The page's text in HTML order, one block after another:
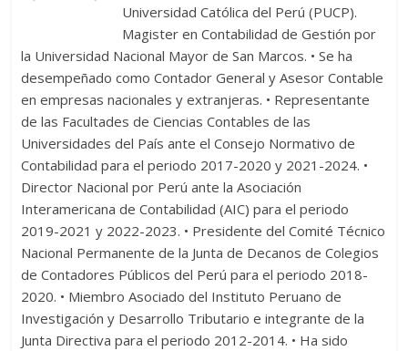
Universidad Católica del Perú (PUCP).
Magister en Contabilidad de Gestión por
la Universidad Nacional Mayor de San Marcos. • Se ha
desempeñado como Contador General y Asesor Contable
en empresas nacionales y extranjeras. • Representante
de las Facultades de Ciencias Contables de las
Universidades del País ante el Consejo Normativo de
Contabilidad para el periodo 2017-2020 y 2021-2024. •
Director Nacional por Perú ante la Asociación
Interamericana de Contabilidad (AIC) para el periodo
2019-2021 y 2022-2023. • Presidente del Comité Técnico
Nacional Permanente de la Junta de Decanos de Colegios
de Contadores Públicos del Perú para el periodo 2018-
2020. • Miembro Asociado del Instituto Peruano de
Investigación y Desarrollo Tributario e integrante de la
Junta Directiva para el periodo 2012-2014. • Ha sido